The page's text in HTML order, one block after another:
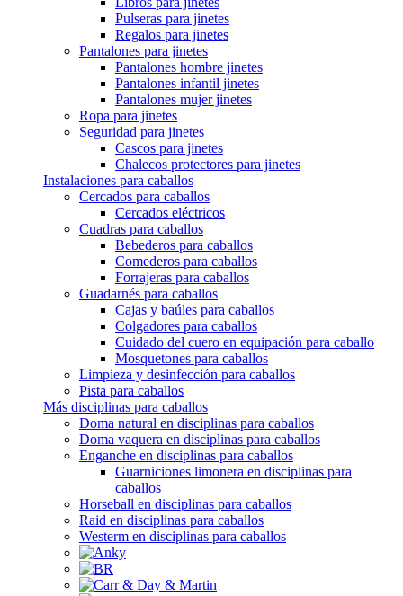
Pulseras para jinetes
Regalos para jinetes
Pantalones para jinetes
Pantalones hombre jinetes
Pantalones infantil jinetes
Pantalones mujer jinetes
Ropa para jinetes
Seguridad para jinetes
Cascos para jinetes
Chalecos protectores para jinetes
Instalaciones para caballos
Cercados para caballos
Cercados eléctricos
Cuadras para caballos
Bebederos para caballos
Comederos para caballos
Forrajeras para caballos
Guadarnés para caballos
Cajas y baúles para caballos
Colgadores para caballos
Cuidado del cuero en equipación para caballo
Mosquetones para caballos
Limpieza y desinfección para caballos
Pista para caballos
Más disciplinas para caballos
Doma natural en disciplinas para caballos
Doma vaquera en disciplinas para caballos
Enganche en disciplinas para caballos
Guarniciones limonera en disciplinas para
caballos
Horseball en disciplinas para caballos
Raid en disciplinas para caballos
Westerm en disciplinas para caballos